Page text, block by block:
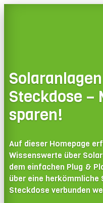
Steckdose –
sparen!
Auf dieser Homepage
Wissenswerte über
dem einfachen Plug &
über eine herkömmliche
Steckdose verbunden